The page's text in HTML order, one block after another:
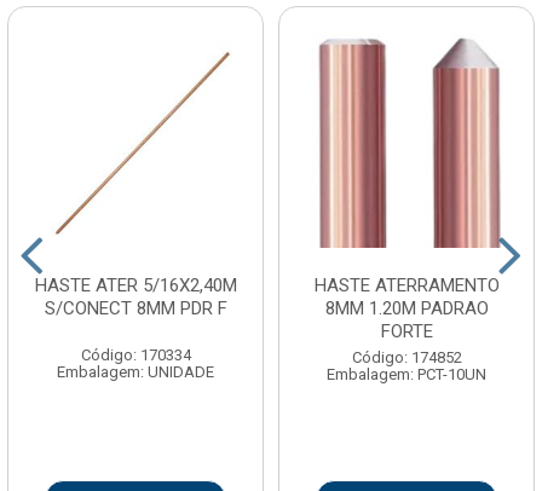
HASTE ATER 5/16X2,40M
S/CONECT 8MM PDR F
Código: 170334
Embalagem: UNIDADE
HASTE ATERRAMENTO
8MM 1.20M PADRAO
FORTE
Código: 174852
Embalagem: PCT-10UN